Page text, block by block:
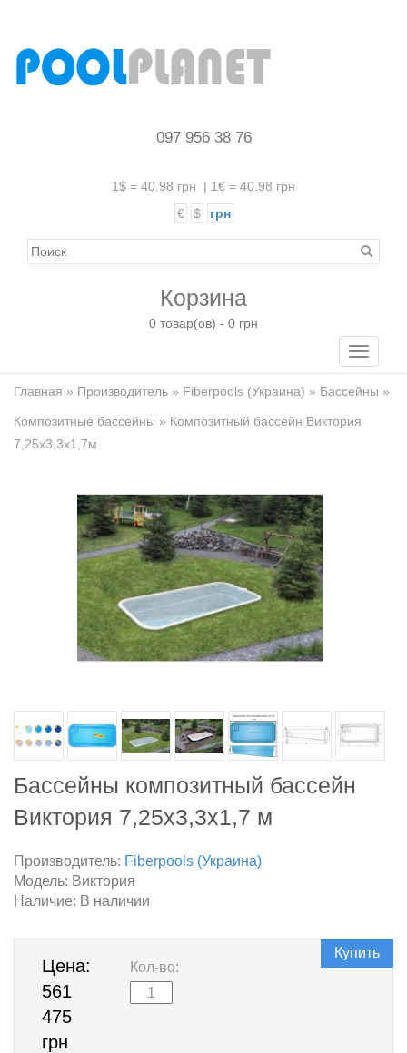
097 956 38 76
1$ = 40.98 грн | 1€ = 40.98 грн
€
$ грн
Корзина
0 товар(ов) - 0 грн
Toggle
Главная » Производитель » Fiberpools (Украина) » Бассейны »
Композитные бассейны » Композитный бассейн Виктория
7,25х3,3х1,7м
Бассейны композитный бассейн
Виктория 7,25х3,3х1,7 м
Производитель: Fiberpools (Украина)
Модель: Виктория
Наличие: В наличии
Цена:
561
475
грн
Кол-во:
Купить